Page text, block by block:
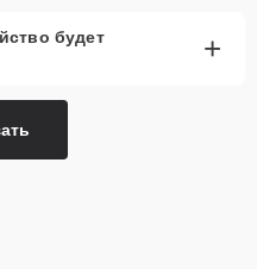
будет
+